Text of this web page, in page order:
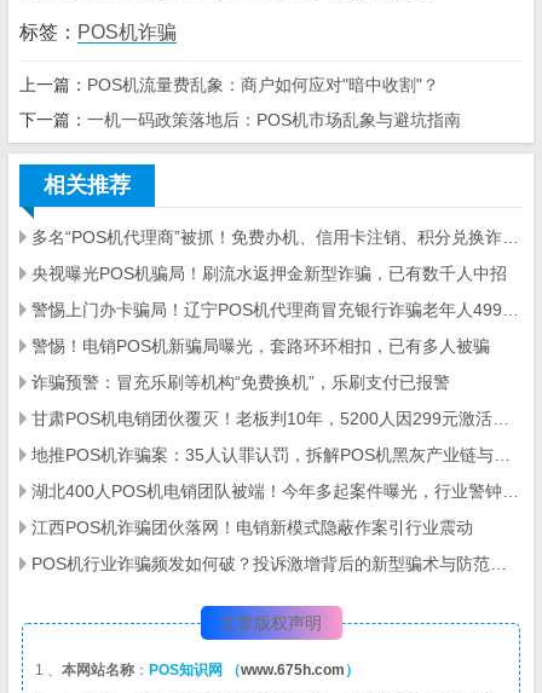
标签： POS机诈骗
上一篇： POS机流量费乱象：商户如何应对"暗中收割"？
下一篇： 一机一码政策落地后：POS机市场乱象与避坑指南
相关推荐
多名“POS机代理商”被抓！免费办机、信用卡注销、积分兑换诈骗案例汇总
央视曝光POS机骗局！刷流水返押金新型诈骗，已有数千人中招
警惕上门办卡骗局！辽宁POS机代理商冒充银行诈骗老年人499元押金
警惕！电销POS机新骗局曝光，套路环环相扣，已有多人被骗
诈骗预警：冒充乐刷等机构“免费换机”，乐刷支付已报警
甘肃POS机电销团伙覆灭！老板判10年，5200人因299元激活费被骗157万
地推POS机诈骗案：35人认罪认罚，拆解POS机黑灰产业链与自保指南
湖北400人POS机电销团队被端！今年多起案件曝光，行业警钟再响
江西POS机诈骗团伙落网！电销新模式隐蔽作案引行业震动
POS机行业诈骗频发如何破？投诉激增背后的新型骗术与防范全攻略
文章版权声明
1 、 本网站名称 ： POS知识网 （www.675h.com ）